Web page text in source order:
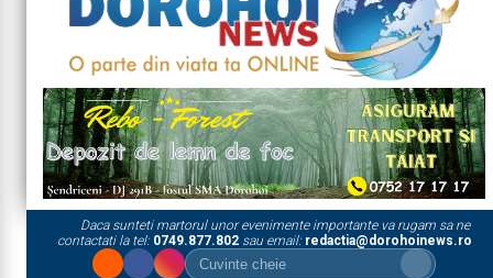
Daca sunteti martorul unor evenimente importante va rugam sa ne
contactati la tel: 0749.877.802sau email: redactia@dorohoinews.ro